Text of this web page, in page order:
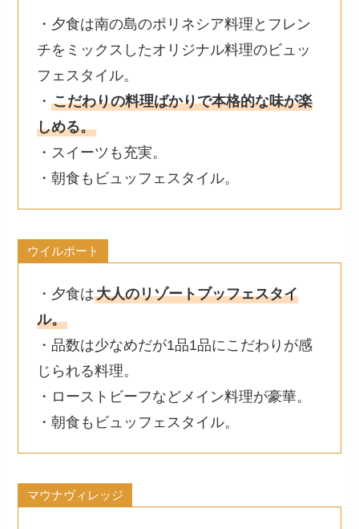
・夕食は南の島のポリネシア料理とフレン
チをミックスしたオリジナル料理のビュッ
フェスタイル。
・ こだわりの料理ばかりで本格的な味が楽
しめる。
・スイーツも充実。
・朝食もビュッフェスタイル。
ウイルポート
・夕食は大人のリゾートブッフェスタイ
ル。
・品数は少なめだが1品1品にこだわりが感
じられる料理。
・ローストビーフなどメイン料理が豪華。
・朝食もビュッフェスタイル。
マウナヴィレッジ